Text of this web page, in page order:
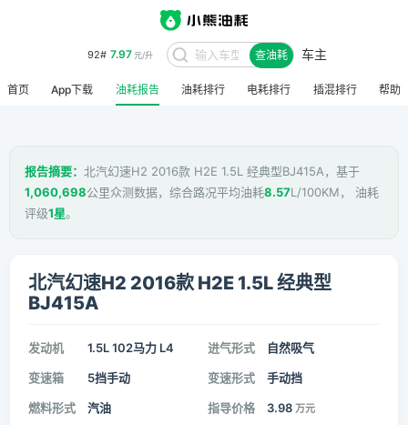
92# 7.97元/升 查油耗 车主
首页 App下载 油耗报告 油耗排行 电耗排行 插混排行 帮助
报告摘要： 北汽幻速H2 2016款 H2E 1.5L 经典型BJ415A，基于
1,060,698公里众测数据，综合路况平均油耗8.57L/100KM， 油耗
评级1星。
北汽幻速H2 2016款 H2E 1.5L 经典型
BJ415A
发动机 1.5L 102马力 L4 进气形式 自然吸气
变速箱 5挡手动 变速形式 手动挡
燃料形式 汽油 指导价格 3.98 万元